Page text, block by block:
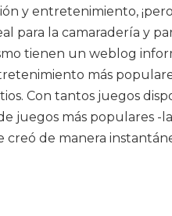
y entretenimiento,
la camaradería y
tienen un weblog
más
Con tantos juegos
juegos más populares
creó de manera